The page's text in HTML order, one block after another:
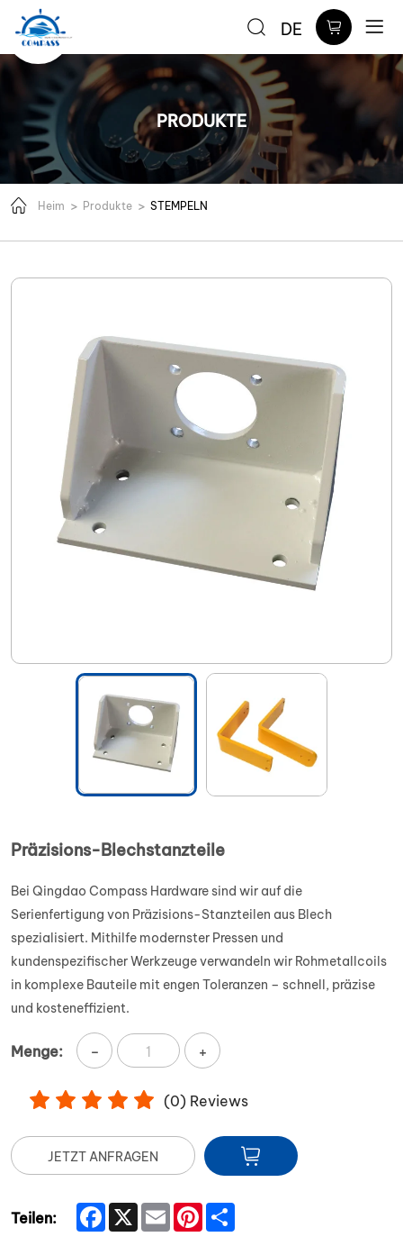
DE
Präzisions-
Blechstanzteile
PRODUKTE
Heim Produkte STEMPELN
Präzisions-Blechstanzteile
Bei Qingdao Compass Hardware sind wir auf die
Serienfertigung von Präzisions-Stanzteilen aus Blech
spezialisiert. Mithilfe modernster Pressen und
kundenspezifischer Werkzeuge verwandeln wir Rohmetallcoils
in komplexe Bauteile mit engen Toleranzen – schnell, präzise
und kosteneffizient.
Menge: - +
(0) Reviews
JETZT ANFRAGEN
Teilen: Facebook
X EmailPinterest